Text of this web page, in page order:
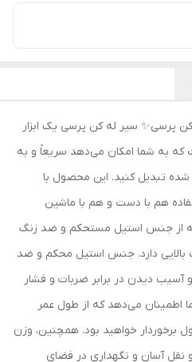
پرسی✨ سیر له کن پرسی یک ابزار
که به شما امکان می‌دهد سریعاً و به
شده تبدیل کنید. این محصول با
هم با دست و هم با ماشین
از جنس استیل مستحکم و ضد زنگ
دارد. جنس استیل محکم و ضد
دیدن در برابر ضربات و فشار
اطمینان می‌دهد که از طول عمر
برخوردار خواهید بود. همچنین، وزن
نقل آسان و نگهداری در فضای